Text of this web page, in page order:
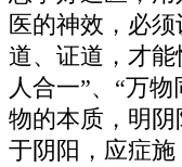
医的神效，必
道、证道，才
人合一”、“万
物的本质，明
于阴阳，应症